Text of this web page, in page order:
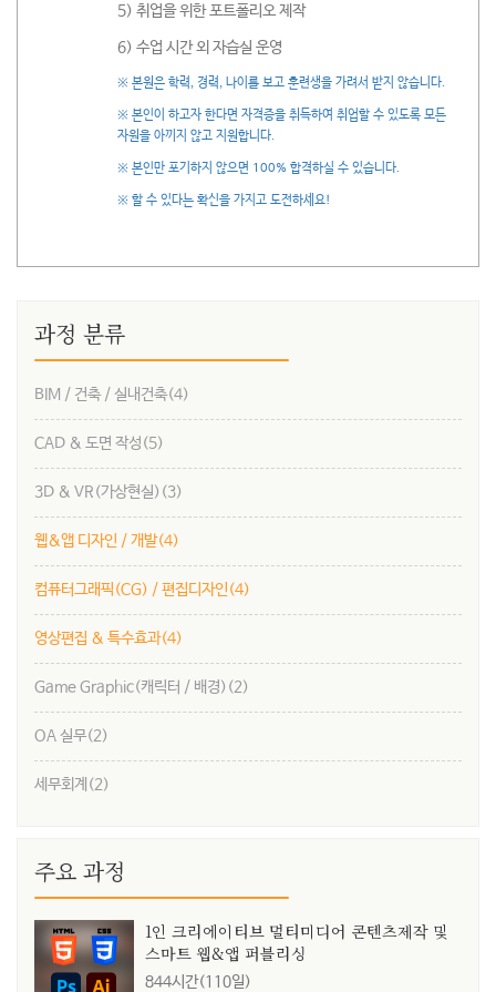
5) 취업을 위한 포트폴리오 제작
6) 수업 시간 외 자습실 운영
※ 본원은 학력, 경력, 나이를 보고 훈련생을 가려서 받지 않습니다.
※ 본인이 하고자 한다면 자격증을 취득하여 취업할 수 있도록 모든
자원을 아끼지 않고 지원합니다.
※ 본인만 포기하지 않으면 100% 합격하실 수 있습니다.
※ 할 수 있다는 확신을 가지고 도전하세요!
과정 분류
BIM / 건축 / 실내건축(4)
CAD & 도면 작성(5)
3D & VR(가상현실) (3)
웹&앱 디자인 / 개발(4)
컴퓨터그래픽(CG) / 편집디자인(4)
영상편집 & 특수효과(4)
Game Graphic(캐릭터 / 배경) (2)
OA 실무(2)
세무회계 (2)
주요 과정
1인 크리에이티브 멀티미디어 콘텐츠제작 및
스마트 웹&앱 퍼블리싱
844시간(110일)